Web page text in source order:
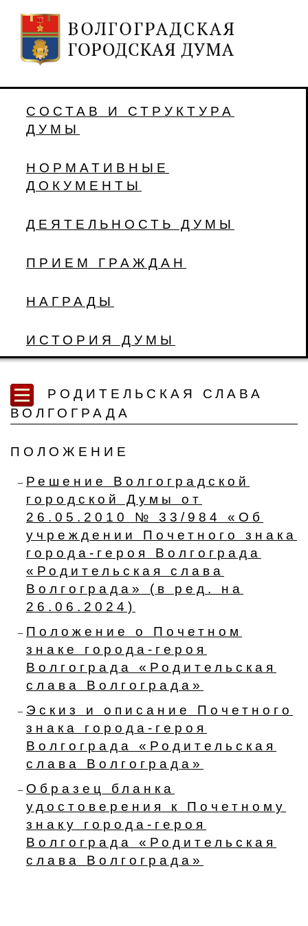
СОСТАВ И СТРУКТУРА
ДУМЫ
НОРМАТИВНЫЕ
ДОКУМЕНТЫ
ДЕЯТЕЛЬНОСТЬ ДУМЫ
ПРИЕМ ГРАЖДАН
НАГРАДЫ
ИСТОРИЯ ДУМЫ
РОДИТЕЛЬСКАЯ СЛАВА
ВОЛГОГРАДА
ПОЛОЖЕНИЕ
Решение Волгоградской
городской Думы от
26.05.2010 № 33/984 «Об
учреждении Почетного знака
города-героя Волгограда
«Родительская слава
Волгограда» (в ред. на
26.06.2024)
Положение о Почетном
знаке города-героя
Волгограда «Родительская
слава Волгограда»
Эскиз и описание Почетного
знака города-героя
Волгограда «Родительская
слава Волгограда»
Образец бланка
удостоверения к Почетному
знаку города-героя
Волгограда «Родительская
слава Волгограда»